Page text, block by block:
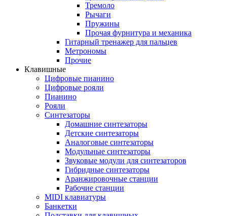
Тремоло
Рычаги
Пружины
Прочая фурнитура и механика
Гитарный тренажер для пальцев
Метрономы
Прочие
Клавишные
Цифровые пианино
Цифровые рояли
Пианино
Рояли
Синтезаторы
Домашние синтезаторы
Детские синтезаторы
Аналоговые синтезаторы
Модульные синтезаторы
Звуковые модули для синтезаторов
Гибридные синтезаторы
Аранжировочные станции
Рабочие станции
MIDI клавиатуры
Банкетки